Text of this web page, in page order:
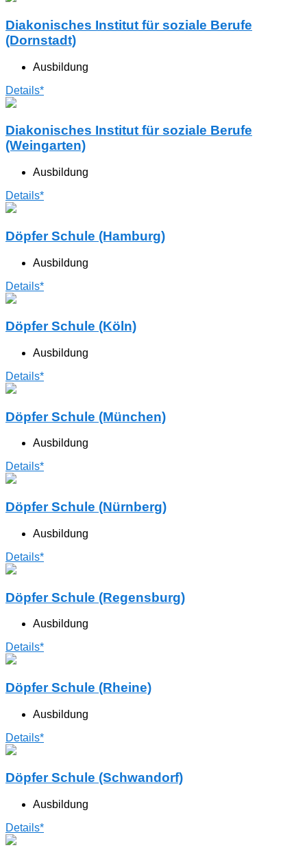
Diakonisches Institut für soziale Berufe
(Dornstadt)
Ausbildung
Details*
Diakonisches Institut für soziale Berufe
(Weingarten)
Ausbildung
Details*
Döpfer Schule (Hamburg)
Ausbildung
Details*
Döpfer Schule (Köln)
Ausbildung
Details*
Döpfer Schule (München)
Ausbildung
Details*
Döpfer Schule (Nürnberg)
Ausbildung
Details*
Döpfer Schule (Regensburg)
Ausbildung
Details*
Döpfer Schule (Rheine)
Ausbildung
Details*
Döpfer Schule (Schwandorf)
Ausbildung
Details*